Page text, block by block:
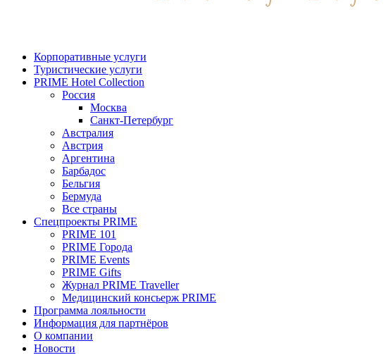
Корпоративные услуги
Туристические услуги
PRIME Hotel Collection
Россия
Москва
Санкт-Петербург
Австралия
Австрия
Аргентина
Барбадос
Бельгия
Бермуда
Все страны
Спецпроекты PRIME
PRIME 101
PRIME Города
PRIME Events
PRIME Gifts
Журнал PRIME Traveller
Медицинский консьерж PRIME
Программа лояльности
Информация для партнёров
О компании
Новости